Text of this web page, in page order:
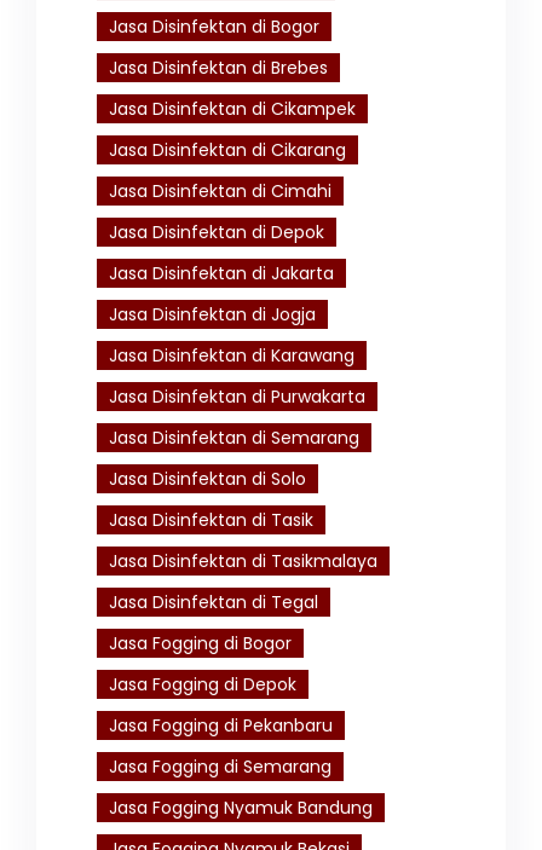
Jasa Disinfektan di Bogor
Jasa Disinfektan di Brebes
Jasa Disinfektan di Cikampek
Jasa Disinfektan di Cikarang
Jasa Disinfektan di Cimahi
Jasa Disinfektan di Depok
Jasa Disinfektan di Jakarta
Jasa Disinfektan di Jogja
Jasa Disinfektan di Karawang
Jasa Disinfektan di Purwakarta
Jasa Disinfektan di Semarang
Jasa Disinfektan di Solo
Jasa Disinfektan di Tasik
Jasa Disinfektan di Tasikmalaya
Jasa Disinfektan di Tegal
Jasa Fogging di Bogor
Jasa Fogging di Depok
Jasa Fogging di Pekanbaru
Jasa Fogging di Semarang
Jasa Fogging Nyamuk Bandung